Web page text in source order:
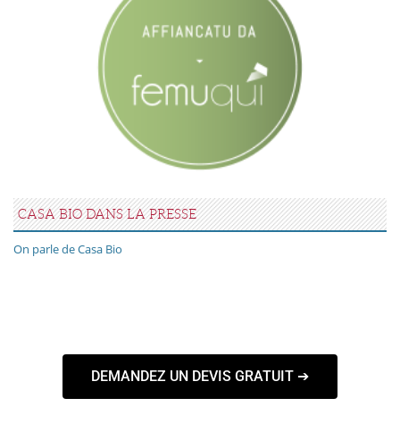
CASA BIO DANS LA PRESSE
On parle de Casa Bio
DEMANDEZ UN DEVIS GRATUIT ➔